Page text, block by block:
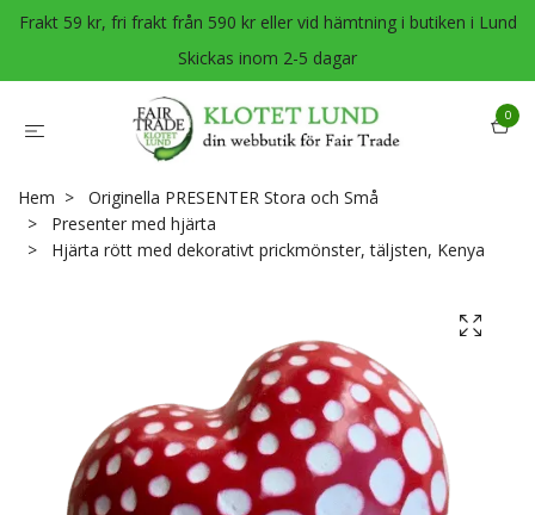
Frakt 59 kr, fri frakt från 590 kr eller vid hämtning i butiken i Lund
Skickas inom 2-5 dagar
0
Hem
Originella PRESENTER Stora och Små
Presenter med hjärta
Hjärta rött med dekorativt prickmönster, täljsten, Kenya